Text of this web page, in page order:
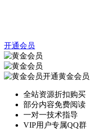
开通会员
开通黄金会员
全站资源折扣购买
部分内容免费阅读
一对一技术指导
VIP用户专属QQ群